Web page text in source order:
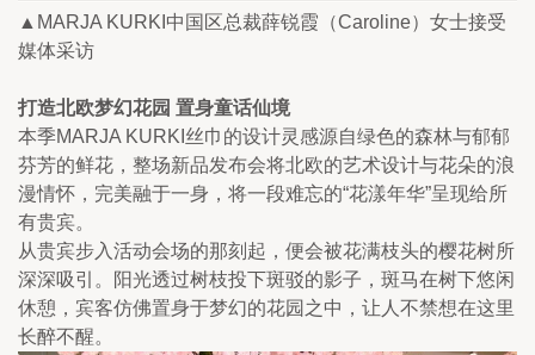
▲MARJA KURKI中国区总裁薛锐霞（Caroline）女士接受
媒体采访
打造北欧梦幻花园 置身童话仙境
本季MARJA KURKI丝巾的设计灵感源自绿色的森林与郁郁
芬芳的鲜花，整场新品发布会将北欧的艺术设计与花朵的浪
漫情怀，完美融于一身，将一段难忘的“花漾年华”呈现给所
有贵宾。
从贵宾步入活动会场的那刻起，便会被花满枝头的樱花树所
深深吸引。阳光透过树枝投下斑驳的影子，斑马在树下悠闲
休憩，宾客仿佛置身于梦幻的花园之中，让人不禁想在这里
长醉不醒。